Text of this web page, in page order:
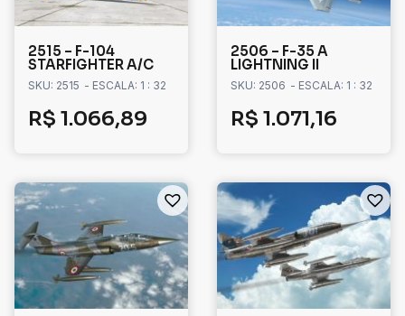
2515 – F-104
STARFIGHTER A/C
SKU: 2515 - ESCALA: 1 : 32
R$ 1.066,89
2506 – F-35 A
LIGHTNING II
SKU: 2506 - ESCALA: 1 : 32
R$ 1.071,16